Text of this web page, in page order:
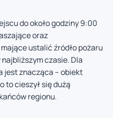
do około godziny 9:00
oraz
ustalić źródło pożaru
czasie. Dla
jest znacząca – obiekt
to cieszył się dużą
regionu.